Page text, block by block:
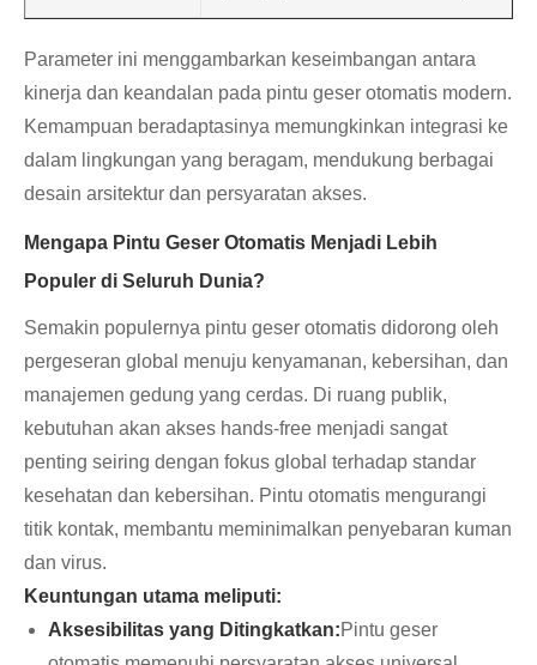
Parameter ini menggambarkan keseimbangan antara
kinerja dan keandalan pada pintu geser otomatis modern.
Kemampuan beradaptasinya memungkinkan integrasi ke
dalam lingkungan yang beragam, mendukung berbagai
desain arsitektur dan persyaratan akses.
Mengapa Pintu Geser Otomatis Menjadi Lebih
Populer di Seluruh Dunia?
Semakin populernya pintu geser otomatis didorong oleh
pergeseran global menuju kenyamanan, kebersihan, dan
manajemen gedung yang cerdas. Di ruang publik,
kebutuhan akan akses hands-free menjadi sangat
penting seiring dengan fokus global terhadap standar
kesehatan dan kebersihan. Pintu otomatis mengurangi
titik kontak, membantu meminimalkan penyebaran kuman
dan virus.
Keuntungan utama meliputi:
Aksesibilitas yang Ditingkatkan:Pintu geser